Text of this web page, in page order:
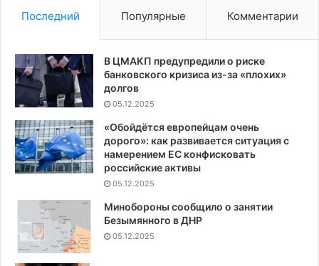
Последний Популярные Комментарии
В ЦМАКП предупредили о риске
банковского кризиса из-за «плохих»
долгов
05.12.2025
«Обойдётся европейцам очень
дорого»: как развивается ситуация с
намерением ЕС конфисковать
российские активы
05.12.2025
Минобороны сообщило о занятии
Безымянного в ДНР
05.12.2025